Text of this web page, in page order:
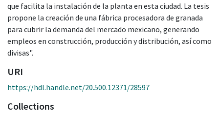
que facilita la instalación de la planta en esta ciudad. La tesis
propone la creación de una fábrica procesadora de granada
para cubrir la demanda del mercado mexicano, generando
empleos en construcción, producción y distribución, así como
divisas".
URI
https://hdl.handle.net/20.500.12371/28597
Collections